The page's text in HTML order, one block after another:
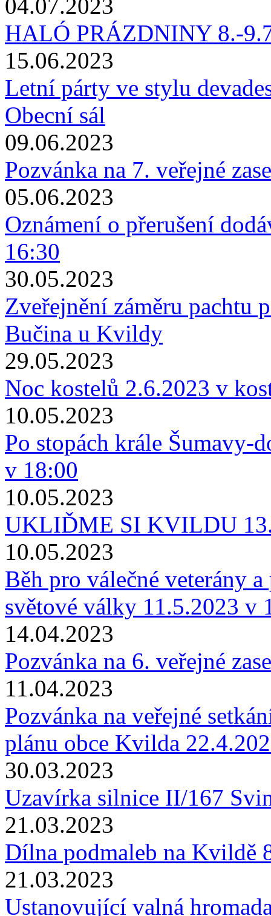
04.07.2023
HALÓ PRÁZDNINY 8.-
15.06.2023
Letní párty ve stylu
Obecní sál
09.06.2023
Pozvánka na 7. veřejné
05.06.2023
Oznámení o přerušení
16:30
30.05.2023
Zveřejnění záměru pachtu
Bučina u Kvildy
29.05.2023
Noc kostelů 2.6.2023 v
10.05.2023
Po stopách krále Šumavy-
v 18:00
10.05.2023
UKLIĎME SI KVILDU
10.05.2023
Běh pro válečné veterány
světové války 11.5.2023 v
14.04.2023
Pozvánka na 6. veřejné
11.04.2023
Pozvánka na veřejné
plánu obce Kvilda
30.03.2023
Uzavírka silnice II/167
21.03.2023
Dílna podmaleb na Kvildě
21.03.2023
Ustanovující valná